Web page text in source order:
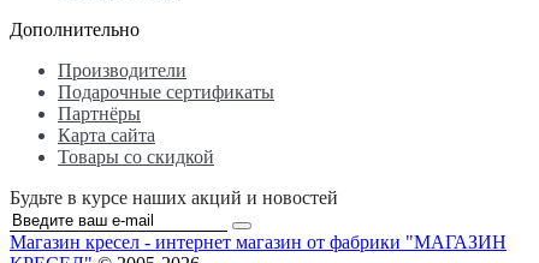
Дополнительно
Производители
Подарочные сертификаты
Партнёры
Карта сайта
Товары со скидкой
Будьте в курсе наших акций и новостей
Магазин кресел - интернет магазин от фабрики "МАГАЗИН